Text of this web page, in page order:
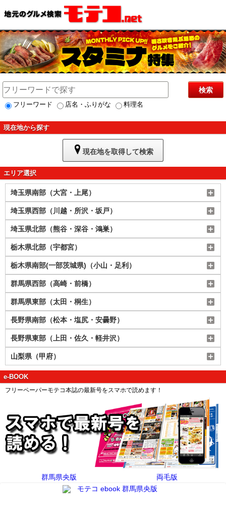
検索
フリーワード 店名・ふりがな 料理名
現在地から探す
現在地を取得して検索
エリア選択
埼玉県南部（大宮・上尾）
埼玉県西部（川越・所沢・坂戸）
埼玉県北部（熊谷・深谷・鴻巣）
栃木県北部（宇都宮）
栃木県南部(一部茨城県)（小山・足利）
群馬県西部（高崎・前橋）
群馬県東部（太田・桐生）
長野県南部（松本・塩尻・安曇野）
長野県東部（上田・佐久・軽井沢）
山梨県（甲府）
e-BOOK
フリーペーパーモテコ本誌の最新号をスマホで読めます！
群馬県央版 両毛版